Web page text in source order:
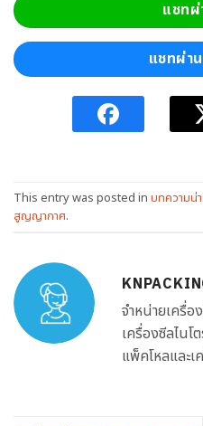
แชทผ่
แชทผ่า
This entry was posted in บทความน่
สูญญากาศ.
จำหน่ายเครื่
เครื่องซีลไน
แพ็คโหลและ